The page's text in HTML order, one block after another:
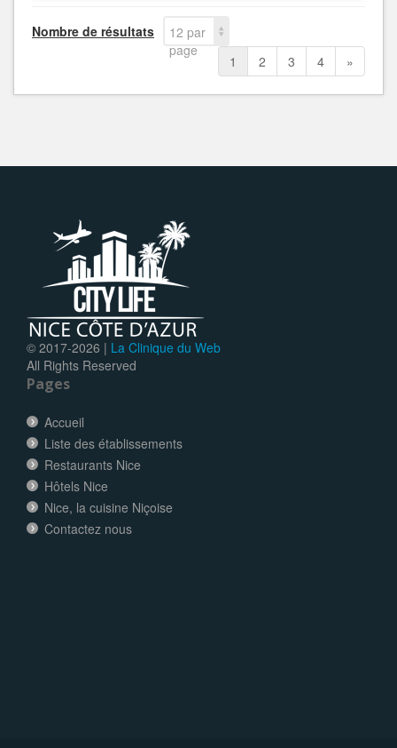
Nombre de résultats
12 par
page
1 2 3 4 »
© 2017-2026 | La Clinique du Web
All Rights Reserved
Pages
Accueil
Liste des établissements
Restaurants Nice
Hôtels Nice
Nice, la cuisine Niçoise
Contactez nous